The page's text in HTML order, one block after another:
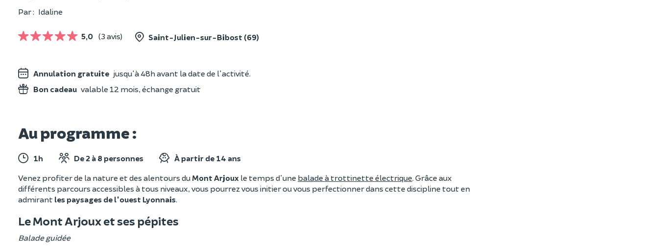
Par : Idaline
5,0 (3 avis) Saint-Julien-sur-Bibost (69)
Annulation gratuite jusqu'à 48h avant la date de l'activité.
Bon cadeau valable 12 mois, échange gratuit
Au programme :
1h De 2 à 8 personnes À partir de 14 ans
Venez profiter de la nature et des alentours du Mont Arjoux le temps d'une balade à trottinette électrique. Grâce aux
différents parcours accessibles à tous niveaux, vous pourrez vous initier ou vous perfectionner dans cette discipline tout en
admirant les paysages de l'ouest Lyonnais.
Le Mont Arjoux et ses pépites
Balade guidée